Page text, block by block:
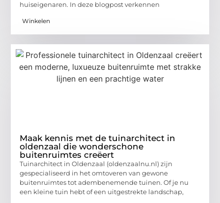
huiseigenaren. In deze blogpost verkennen
Winkelen
Maak kennis met de tuinarchitect in
oldenzaal die wonderschone
buitenruimtes creëert
Tuinarchitect in Oldenzaal (oldenzaalnu.nl) zijn
gespecialiseerd in het omtoveren van gewone
buitenruimtes tot adembenemende tuinen. Of je nu
een kleine tuin hebt of een uitgestrekte landschap,